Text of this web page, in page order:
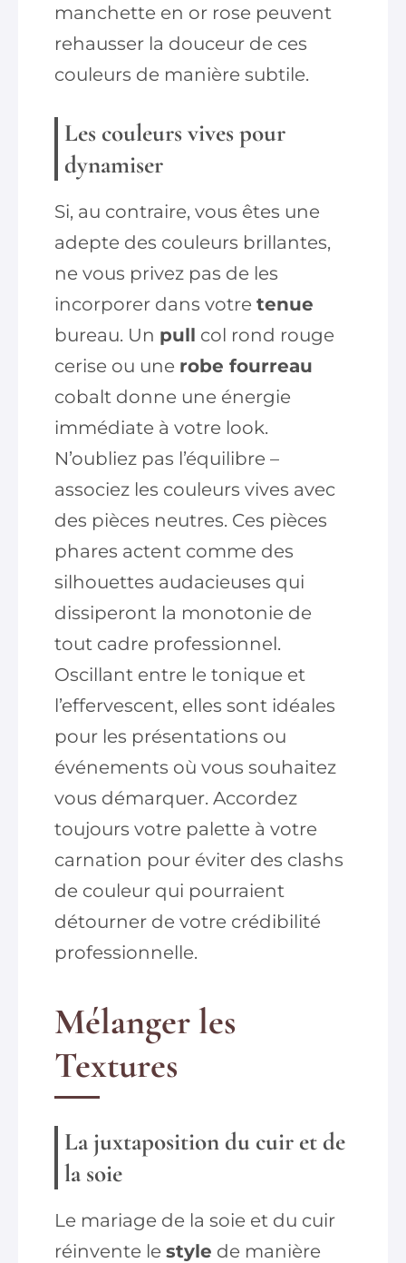
manchette en or rose peuvent
rehausser la douceur de ces
couleurs de manière subtile.
Les couleurs vives pour
dynamiser
Si, au contraire, vous êtes une
adepte des couleurs brillantes,
ne vous privez pas de les
incorporer dans votre tenue
bureau. Un pull col rond rouge
cerise ou une robe fourreau
cobalt donne une énergie
immédiate à votre look.
N’oubliez pas l’équilibre –
associez les couleurs vives avec
des pièces neutres. Ces pièces
phares actent comme des
silhouettes audacieuses qui
dissiperont la monotonie de
tout cadre professionnel.
Oscillant entre le tonique et
l’effervescent, elles sont idéales
pour les présentations ou
événements où vous souhaitez
vous démarquer. Accordez
toujours votre palette à votre
carnation pour éviter des clashs
de couleur qui pourraient
détourner de votre crédibilité
professionnelle.
Mélanger les
Textures
La juxtaposition du cuir et de
la soie
Le mariage de la soie et du cuir
réinvente le style de manière